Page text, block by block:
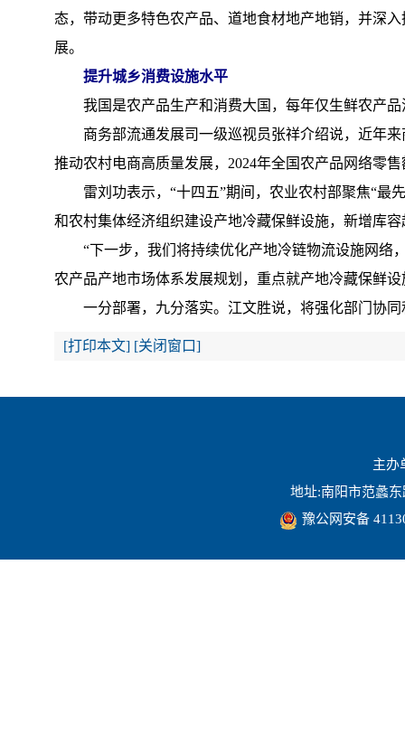
态，带动更多特色农产品、道地食材地产地销，并深
展。
提升城乡消费设施水平
我国是农产品生产和消费大国，每年仅生鲜农产品
商务部流通发展司一级巡视员张祥介绍说，近年来
推动农村电商高质量发展，2024年全国农产品网络零售
雷刘功表示，“十四五”期间，农业农村部聚焦“最
和农村集体经济组织建设产地冷藏保鲜设施，新增库
“下一步，我们将持续优化产地冷链物流设施网络，
农产品产地市场体系发展规划，重点就产地冷藏保鲜
一分部署，九分落实。江文胜说，将强化部门协同
[打印本文] [关闭窗口]
主办
地址:南阳市范蠡
豫公网安备